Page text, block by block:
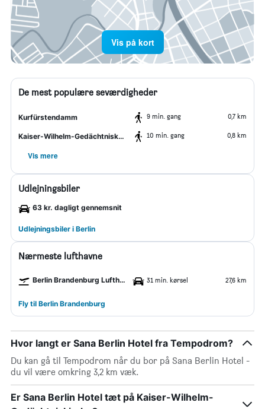
Vis på kort
De mest populære seværdigheder
Kurfürstendamm 9 min. gang 0,7 km
Kaiser-Wilhelm-Gedächtniskirche 10 min. gang 0,8 km
Vis mere
Udlejningsbiler
63 kr. dagligt gennemsnit
Udlejningsbiler i Berlin
Nærmeste lufthavne
Berlin Brandenburg Lufthavn 31 min. kørsel 27,6 km
Fly til Berlin Brandenburg
Hvor langt er Sana Berlin Hotel fra Tempodrom?
Du kan gå til Tempodrom når du bor på Sana Berlin Hotel -
du vil være omkring 3,2 km væk.
Er Sana Berlin Hotel tæt på Kaiser-Wilhelm-